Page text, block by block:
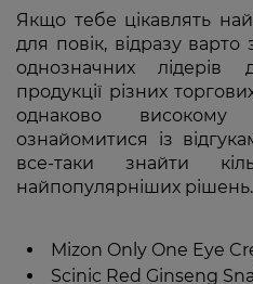
Якщо тебе цікавлять
для повік, відразу
однозначних лідерів
продукції різних
однаково
ознайомитися із
все-таки знайти
найпопулярніших
Mizon Only One Eye
Scinic Red Ginseng